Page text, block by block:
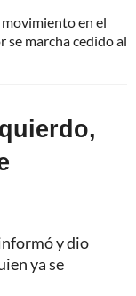
en el
se marcha cedido al
y dio
ya se